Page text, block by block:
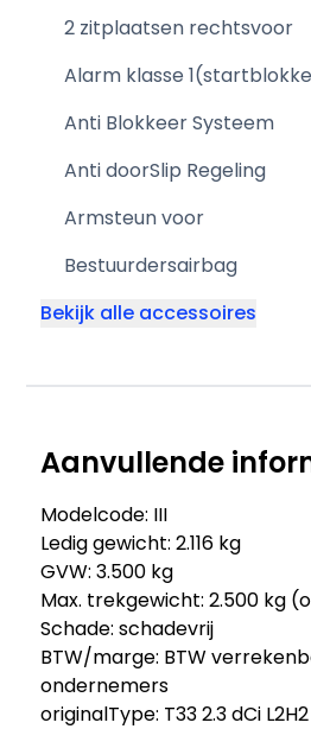
2 zitplaatsen rechtsvoor
Alarm klasse
Anti Blokkeer Systeem
Anti doorSlip Regeling
Armsteun voor
Bestuurdersairbag
Bekijk alle accessoires
Aanvullende
Modelcode: III
Ledig gewicht: 2.116 kg
GVW: 3.500 kg
Max. trekgewicht: 2.500 kg
Schade: schadevrij
BTW/marge: BTW
ondernemers
originalType: T33 2.3 dCi